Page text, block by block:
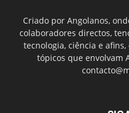
Criado por Angolanos,
colaboradores directos,
tecnologia, ciência e
tópicos que envolvam